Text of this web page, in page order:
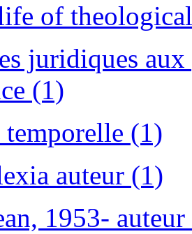
of
juridiques
(1)
temporelle (1)
auteur (1)
1953-